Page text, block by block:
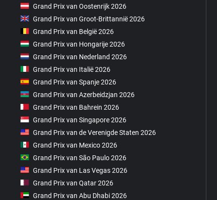
Grand Prix van Oostenrijk 2026
Grand Prix van Groot-Brittannië 2026
Grand Prix van België 2026
Grand Prix van Hongarije 2026
Grand Prix van Nederland 2026
Grand Prix van Italië 2026
Grand Prix van Spanje 2026
Grand Prix van Azerbeidzjan 2026
Grand Prix van Bahrein 2026
Grand Prix van Singapore 2026
Grand Prix van de Verenigde Staten 2026
Grand Prix van Mexico 2026
Grand Prix van São Paulo 2026
Grand Prix van Las Vegas 2026
Grand Prix van Qatar 2026
Grand Prix van Abu Dhabi 2026